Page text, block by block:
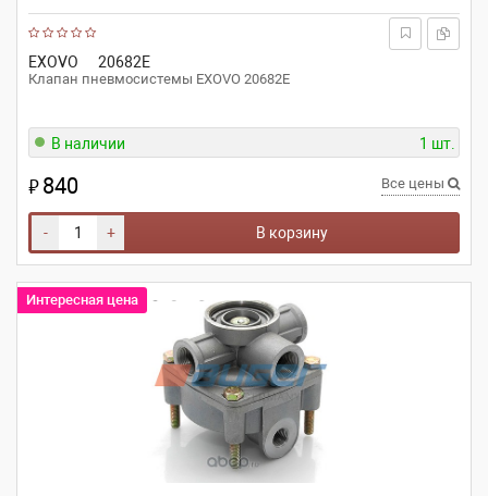
EXOVO 20682E
Клапан пневмосистемы EXOVO 20682E
В наличии 1 шт.
₽840 Все цены
- + В корзину
Интересная цена